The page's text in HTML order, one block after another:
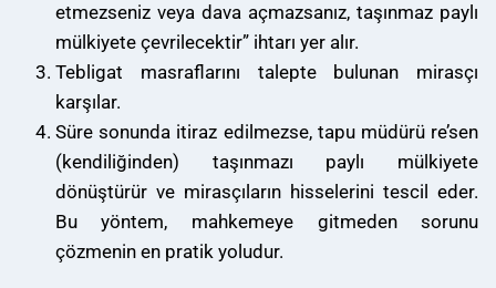
etmezseniz veya dava açmazsanız, taşınmaz paylı
mülkiyete çevrilecektir” ihtarı yer alır.
Tebligat masraflarını talepte bulunan mirasçı
karşılar.
Süre sonunda itiraz edilmezse, tapu müdürü re’sen
(kendiliğinden) taşınmazı paylı mülkiyete
dönüştürür ve mirasçıların hisselerini tescil eder.
Bu yöntem, mahkemeye gitmeden sorunu
çözmenin en pratik yoludur.